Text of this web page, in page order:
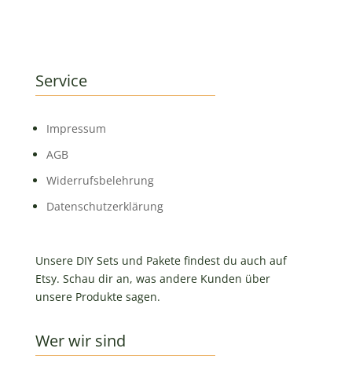
Service
Impressum
AGB
Widerrufsbelehrung
Datenschutzerklärung
Unsere DIY Sets und Pakete findest du auch auf
Etsy. Schau dir an, was andere Kunden über
unsere Produkte sagen.
Wer wir sind